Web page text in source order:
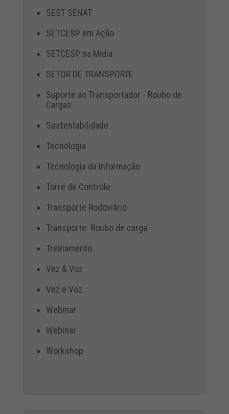
SEST SENAT
SETCESP em Ação
SETCESP na Mídia
SETOR DE TRANSPORTE
Suporte ao Transportador - Roubo de
Cargas
Sustentabilidade
Tecnologia
Tecnologia da Informação
Torre de Controle
Transporte Rodoviário
Transporte: Roubo de carga
Treinamento
Vez & Voz
Vez e Voz
Webinar
Webinar
Workshop